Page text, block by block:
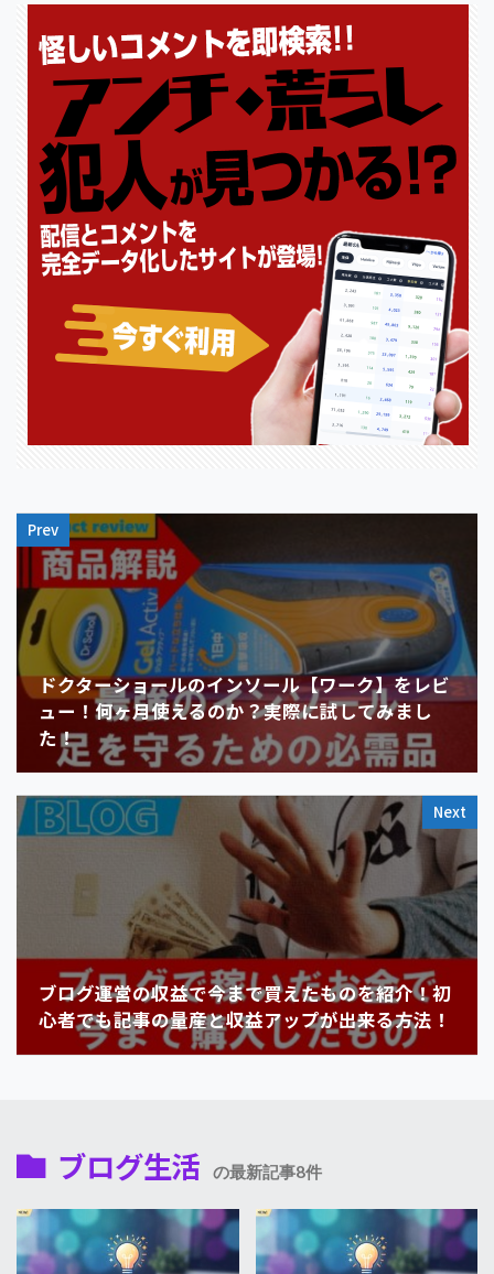
Prev
ドクターショールのインソール【ワーク】をレビ
ュー！何ヶ月使えるのか？実際に試してみまし
た！
Next
ブログ運営の収益で今まで買えたものを紹介！初
心者でも記事の量産と収益アップが出来る方法！
ブログ生活 の最新記事8件